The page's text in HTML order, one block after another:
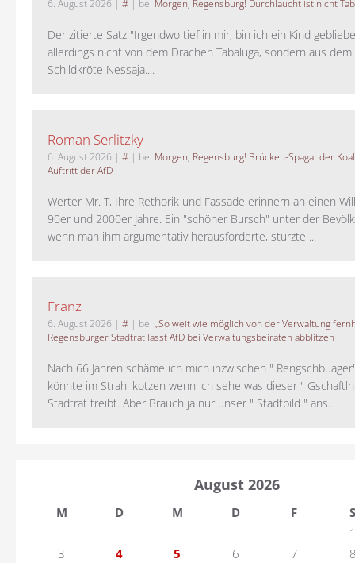
6. August 2026 # | bei Morgen, Regensburg! Durchlaucht ist nicht
Der zitierte Satz "Irgendwo tief in mir, bin ich ein Kind
allerdings nicht von dem Drachen Tabaluga, sondern aus
Schildkröte Nessaja....
Roman Serlitzky
6. August 2026 | # | bei Morgen, Regensburg! Brücken-Spagat der
Auftritt der AfD
Werter Mr. T, Ihre Rethorik und Fassade erinnern an einen
90er und 2000er Jahre. Ein "schöner Bursch" unter der
wenn man ihm argumentativ herausforderte, stürzte ...
Franz
6. August 2026 | # | bei „So weit wie möglich von der Verwaltung
Regensburger Stadtrat lässt AfD bei Verwaltungsbeiräten abblitzen
Nach 66 Jahren schäme ich mich inzwischen "
könnte im Strahl kotzen wenn ich sehe was dieser "
Stadtrat treibt. Aber Brauch ja nur unser " Stadtbild " ans...
August 2026
M D M D F
S
3
4 5 6 7